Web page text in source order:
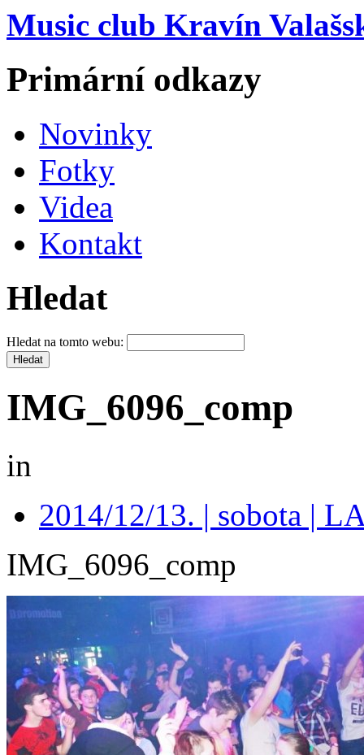
Music club Kravín
Primární odkazy
Novinky
Fotky
Videa
Kontakt
Hledat
Hledat na tomto webu:
IMG_6096_comp
in
2014/12/13. | sobota |
IMG_6096_comp